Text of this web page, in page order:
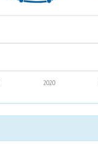
2020